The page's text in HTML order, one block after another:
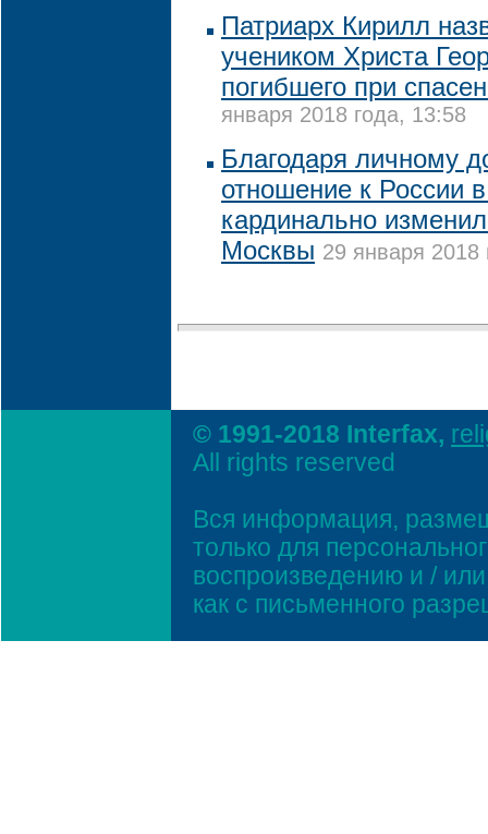
Патриарх Кирилл
учеником Христа
погибшего при
января 2018 года, 13:58
Благодаря личному
отношение к России
кардинально
Москвы 29 января 2018
© 1991-2018 Interfax,
All rights reserved
Вся информация,
только для
воспроизведению и /
как с письменного